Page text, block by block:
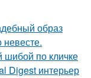
образ
невесте.
шибой по кличке
Digest интерьер